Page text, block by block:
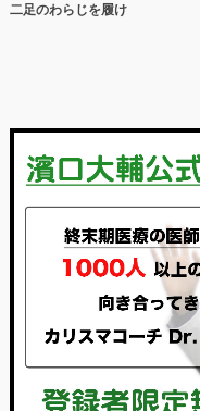
二足のわらじを履け